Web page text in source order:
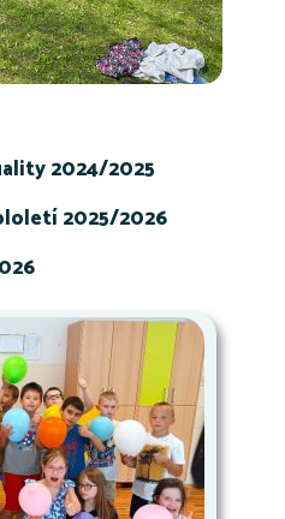
2024/2025
2025/2026